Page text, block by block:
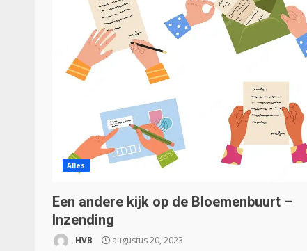
Alles
Een andere kijk op de Bloemenbuurt –
Inzending
HVB augustus 20, 2023